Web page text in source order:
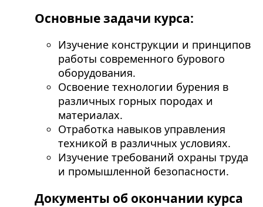
Основные задачи курса:
Изучение конструкции и принципов
работы современного бурового
оборудования.
Освоение технологии бурения в
различных горных породах и
материалах.
Отработка навыков управления
техникой в различных условиях.
Изучение требований охраны труда
и промышленной безопасности.
Документы об окончании курса